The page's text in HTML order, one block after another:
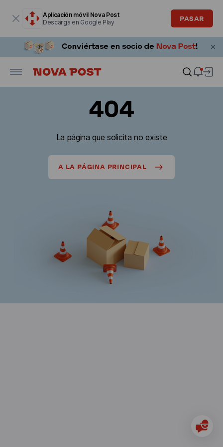
Aplicación móvil Nova Post
Descarga en Google Play
PASAR
404
La página que solicita no existe
A LA PÁGINA PRINCIPAL